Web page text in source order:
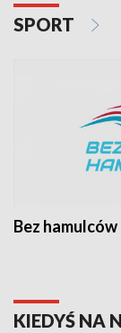
SPORT
Bez hamulców
KIEDYŚ NA